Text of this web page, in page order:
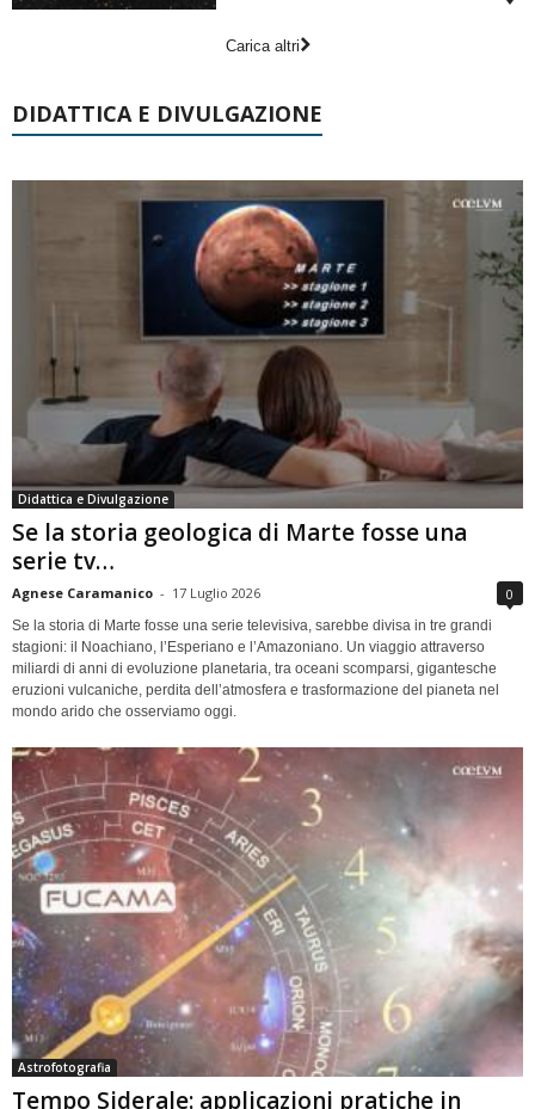
Carica altri
DIDATTICA E DIVULGAZIONE
Didattica e Divulgazione
Se la storia geologica di Marte fosse una
serie tv…
Agnese Caramanico - 17 Luglio 2026 0
Se la storia di Marte fosse una serie televisiva, sarebbe divisa in tre grandi
stagioni: il Noachiano, l’Esperiano e l’Amazoniano. Un viaggio attraverso
miliardi di anni di evoluzione planetaria, tra oceani scomparsi, gigantesche
eruzioni vulcaniche, perdita dell’atmosfera e trasformazione del pianeta nel
mondo arido che osserviamo oggi.
Astrofotografia
Tempo Siderale: applicazioni pratiche in